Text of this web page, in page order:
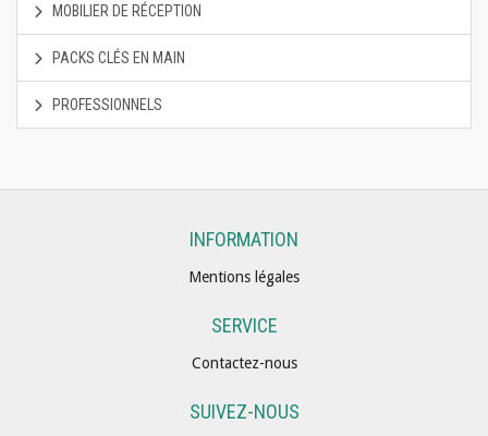
MOBILIER DE RÉCEPTION
PACKS CLÉS EN MAIN
PROFESSIONNELS
INFORMATION
Mentions légales
SERVICE
Contactez-nous
SUIVEZ-NOUS